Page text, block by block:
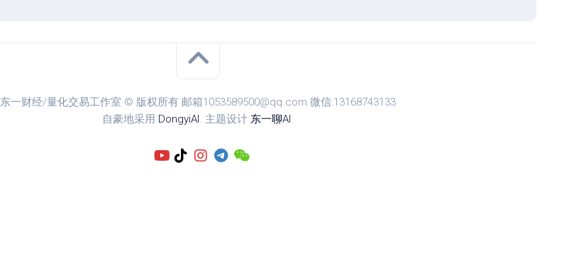
东一财经/量化交易工作室 © 版权所有 邮箱1053589500@qq.com 微信:13168743133
自豪地采用 DongyiAI. 主题设计 东一聊AI.